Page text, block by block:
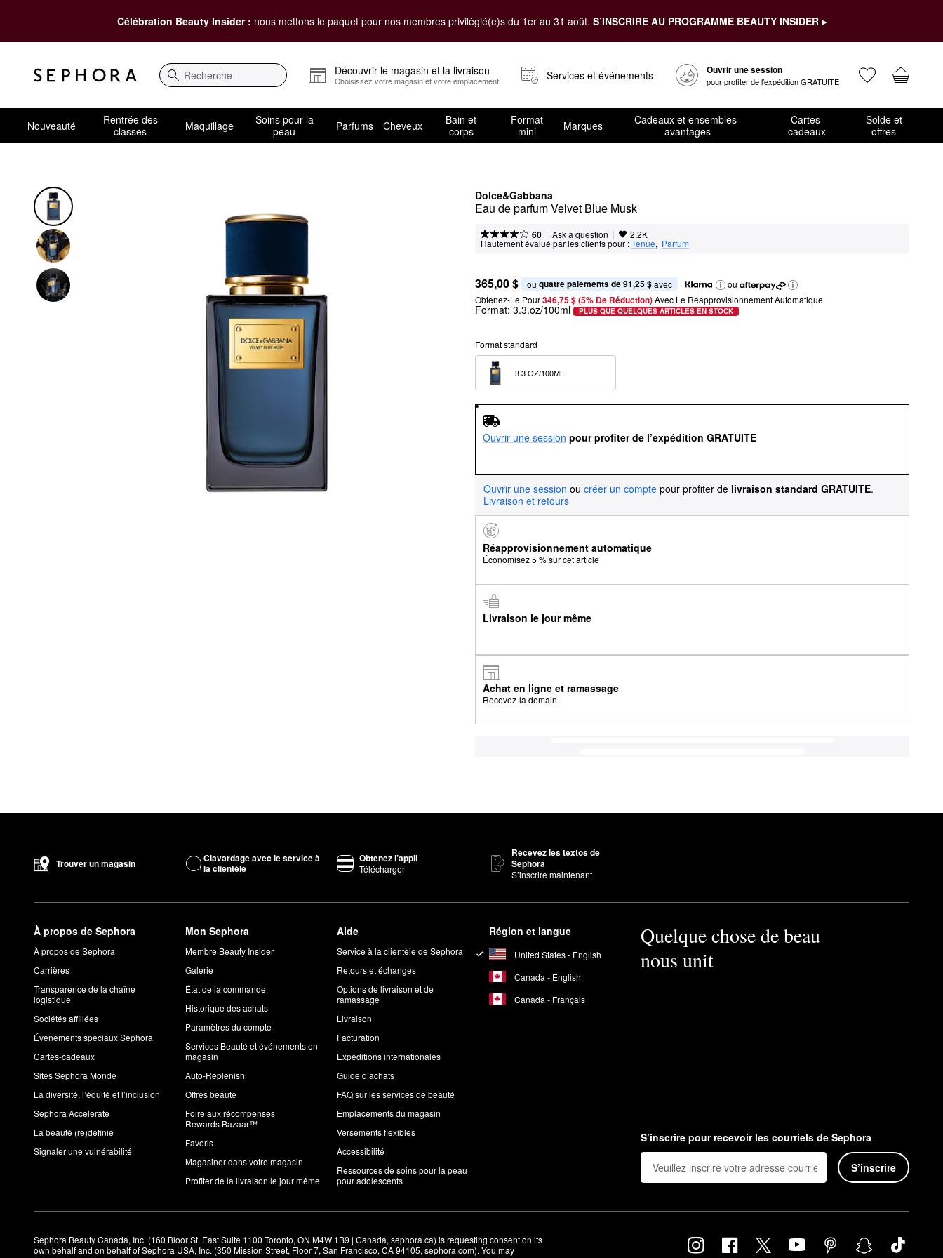
Célébration Beauty Insider : nous mettons le paquet pour nos membres privilégié(e)s du 1er au 31 août. S’INSCRIRE AU PROGRAMME BEAUTY INSIDER ▸
Recherche
Découvrir le magasin et la livraison
Choisissez votre magasin et votre emplacement Services et événements Ouvrir une session
pour profiter de l’expédition GRATUITE
Nouveauté
Rentrée des
classes
Maquillage
Soins pour la
peau
Parfums Cheveux
Bain et
corps
Format
mini
Marques
Cadeaux et ensembles-
avantages
Cartes-
cadeaux
Solde et
offres
Dolce&Gabbana
Eau de parfum Velvet Blue Musk
60 | Ask a question | 2.2K
Hautement évalué par les clients pour :Tenue, Parfum
365,00 $ ou quatre paiements de 91,25 $ avec
ou
Obtenez-Le Pour346,75 $ (5% De Réduction) Avec Le Réapprovisionnement Automatique
Format: 3.3.oz/100ml PLUS QUE QUELQUES ARTICLES EN STOCK
Format standard
Ouvrir une session pour profiter de l’expédition GRATUITE
Ouvrir une session ou créer un compte pour profiter de livraison standard GRATUITE.
Livraison et retours
Réapprovisionnement automatique
Économisez 5 % sur cet article
Livraison le jour même
Achat en ligne et ramassage
Recevez-la demain
Trouver un magasin
Clavardage avec le service à
la clientèle
Obtenez l’appli
Télécharger
Recevez les textos de
Sephora
S’inscrire maintenant
À propos de Sephora
À propos de Sephora
Carrières
Transparence de la chaîne
logistique
Sociétés affiliées
Événements spéciaux Sephora
Cartes-cadeaux
Sites Sephora Monde
La diversité, l’équité et l’inclusion
Sephora Accelerate
La beauté (re)définie
Signaler une vulnérabilité
Mon Sephora
Membre Beauty Insider
Galerie
État de la commande
Historique des achats
Paramètres du compte
Services Beauté et événements en
magasin
Auto-Replenish
Offres beauté
Foire aux récompenses
Rewards Bazaar™
Favoris
Magasiner dans votre magasin
Profiter de la livraison le jour même
Aide
Service à la clientèle de Sephora
Retours et échanges
Options de livraison et de
ramassage
Livraison
Facturation
Expéditions internationales
Guide d’achats
FAQ sur les services de beauté
Emplacements du magasin
Versements flexibles
Accessibilité
Ressources de soins pour la peau
pour adolescents
Région et langue
United States - English
Canada - English
Canada - Français
Quelque chose de beau
nous unit
S’inscrire pour recevoir les courriels de Sephora
S’inscrire
Sephora Beauty Canada, Inc. (160 Bloor St. East Suite 1100 Toronto, ON M4W 1B9 | Canada, sephora.ca) is requesting consent on its
own behalf and on behalf of Sephora USA, Inc. (350 Mission Street, Floor 7, San Francisco, CA 94105, sephora.com). You may